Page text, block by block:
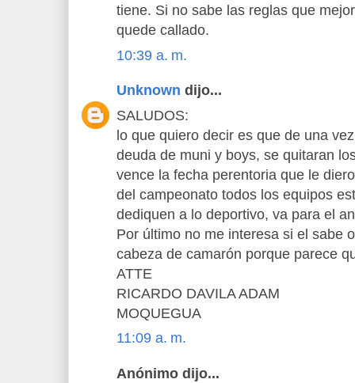
tiene. Si no sabe las reglas que
quede callado.
10:39 a. m.
Unknown dijo...
SALUDOS:
lo que quiero decir es que de una
deuda de muni y boys, se quitaran
vence la fecha perentoria que le
del campeonato todos los equipos
dediquen a lo deportivo, va para el
Por último no me interesa si el sabe
cabeza de camarón porque parece
ATTE
RICARDO DAVILA ADAM
MOQUEGUA
11:09 a. m.
Anónimo dijo...